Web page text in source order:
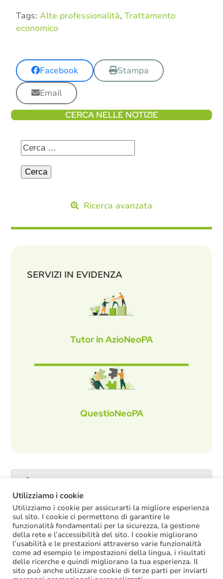
Tags: Alte professionalità, Trattamento
economico
Facebook
Stampa
Email
CERCA NELLE NOTIZIE
Ricerca avanzata
SERVIZI IN EVIDENZA
Tutor in AzioNeoPA
QuestioNeoPA
ULTIME NOTIZIE
La soppressione dei vecchi tetti di spesa
offre più margini anche per l’aumento del
salario accessorio
ACCRUAL: come si registrano i
Utilizziamo i cookie
Utilizziamo i cookie per assicurarti la migliore esperienza
sul sito. I cookie ci permettono di garantire le
funzionalità fondamentali per la sicurezza, la gestione
della rete e l’accessibilità del sito. I cookie migliorano
l’usabilità e le prestazioni attraverso varie funzionalità
come ad esempio le impostazioni della lingua, i risultati
delle ricerche e quindi migliorano la tua esperienza. Il
sito può anche utilizzare cookie di terze parti per inviarti